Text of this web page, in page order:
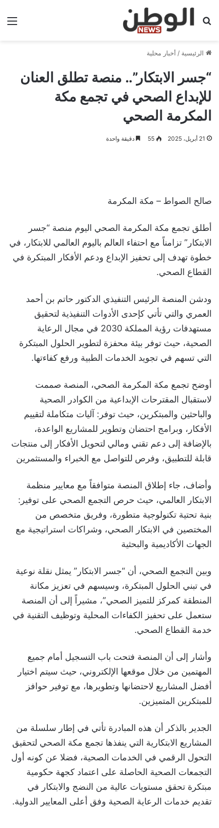
بحث عن
الرئيسية / أخبار محلية
“جسر الابتكار”.. منصة تطلق العنان
للإبداع الصحي في تجمع مكة
المكرمة الصحي
21 أبريل، 2025 55 دقيقة واحدة
صالح الصواط – مكة المكرمة
أطلق تجمع مكة المكرمة الصحي اليوم منصة “جسر
الابتكار” تزامناً مع احتفاء العالم باليوم العالمي للابتكار، في
خطوة تهدف إلى تحفيز الإبداع ودعم الأفكار المبتكرة في
القطاع الصحي.
ودشن المنصة الرئيس التنفيذي الدكتور حاتم بن أحمد
العمري والتي تأتي كإحدى الأدوات التنفيذية لتحقيق
مستهدفات رؤية المملكة 2030 في مجال الرعاية
الصحية، حيث توفر بيئة محفزة لتطوير الحلول المبتكرة
التي تسهم في تجويد الخدمات الطبية ورفع كفاءتها.
أوضح تجمع مكة المكرمة الصحي، المنصة صممت
لاستقبال المقترحات الإبداعية من الكوادر الصحية
والباحثين والمبتكرين، حيث توفر: آليات متكاملة لتقييم
الأفكار، وبرامج احتضان وتطوير للمشاريع الواعدة،
بالإضافة إلى دعم تقني ومالي لتحويل الأفكار إلى منتجات
قابلة للتطبيق، وفرص للتواصل مع الخبراء والمستثمرين
وأضاف، جاء إطلاق المنصة متوافقاً مع معايير منظمة
الابتكار العالمي، حيث حرص التجمع الصحي على توفير:
بنية تحتية تكنولوجية متطورة، وفريق متخصص من
المختصين في الابتكار الصحي، وشراكات استراتيجية مع
الجهات الأكاديمية والبحثية
وبين التجمع الصحي، أن “جسر الابتكار” يمثل نقلة نوعية
في تبني الحلول المبتكرة، وسيسهم في تعزيز مكانة
المنطقة كمركز للتميز الصحي”، مشيراً إلى أن المنصة
ستعمل على تحفيز الكفاءات المحلية وتوظيف التقنية في
خدمة القطاع الصحي.
وأشار إلى أن المنصة فتحت باب التسجيل أمام جميع
المهتمين من خلال موقعها الإلكتروني، حيث سيتم اختيار
أفضل المشاريع لاحتضانها وتطويرها، مع توفير حوافز
للمبتكرين المتميزين.
الجدير بالذكر أن هذه المبادرة تأتي في إطار سلسلة من
المشاريع الابتكارية التي ينفذها تجمع مكة الصحي لتحقيق
التحول الرقمي في الخدمات الصحية، فضلا عن كونه أول
التجمعات الصحية الحاصلة على اعتماد كجهة حكومية
مبتكرة تحقق مستويات عالية من النضج والابتكار في
تقديم خدمات الرعاية الصحية وفق أعلى المعايير الدولية.